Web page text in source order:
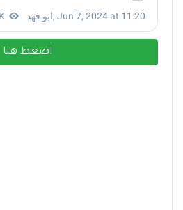
اضغط هنا